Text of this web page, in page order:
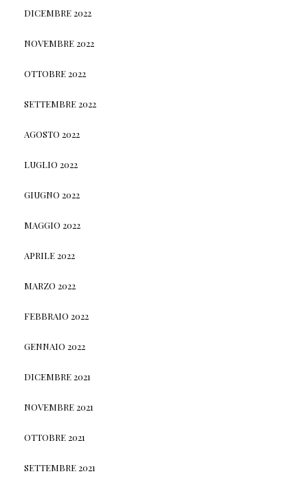
DICEMBRE 2022
NOVEMBRE 2022
OTTOBRE 2022
SETTEMBRE 2022
AGOSTO 2022
LUGLIO 2022
GIUGNO 2022
MAGGIO 2022
APRILE 2022
MARZO 2022
FEBBRAIO 2022
GENNAIO 2022
DICEMBRE 2021
NOVEMBRE 2021
OTTOBRE 2021
SETTEMBRE 2021